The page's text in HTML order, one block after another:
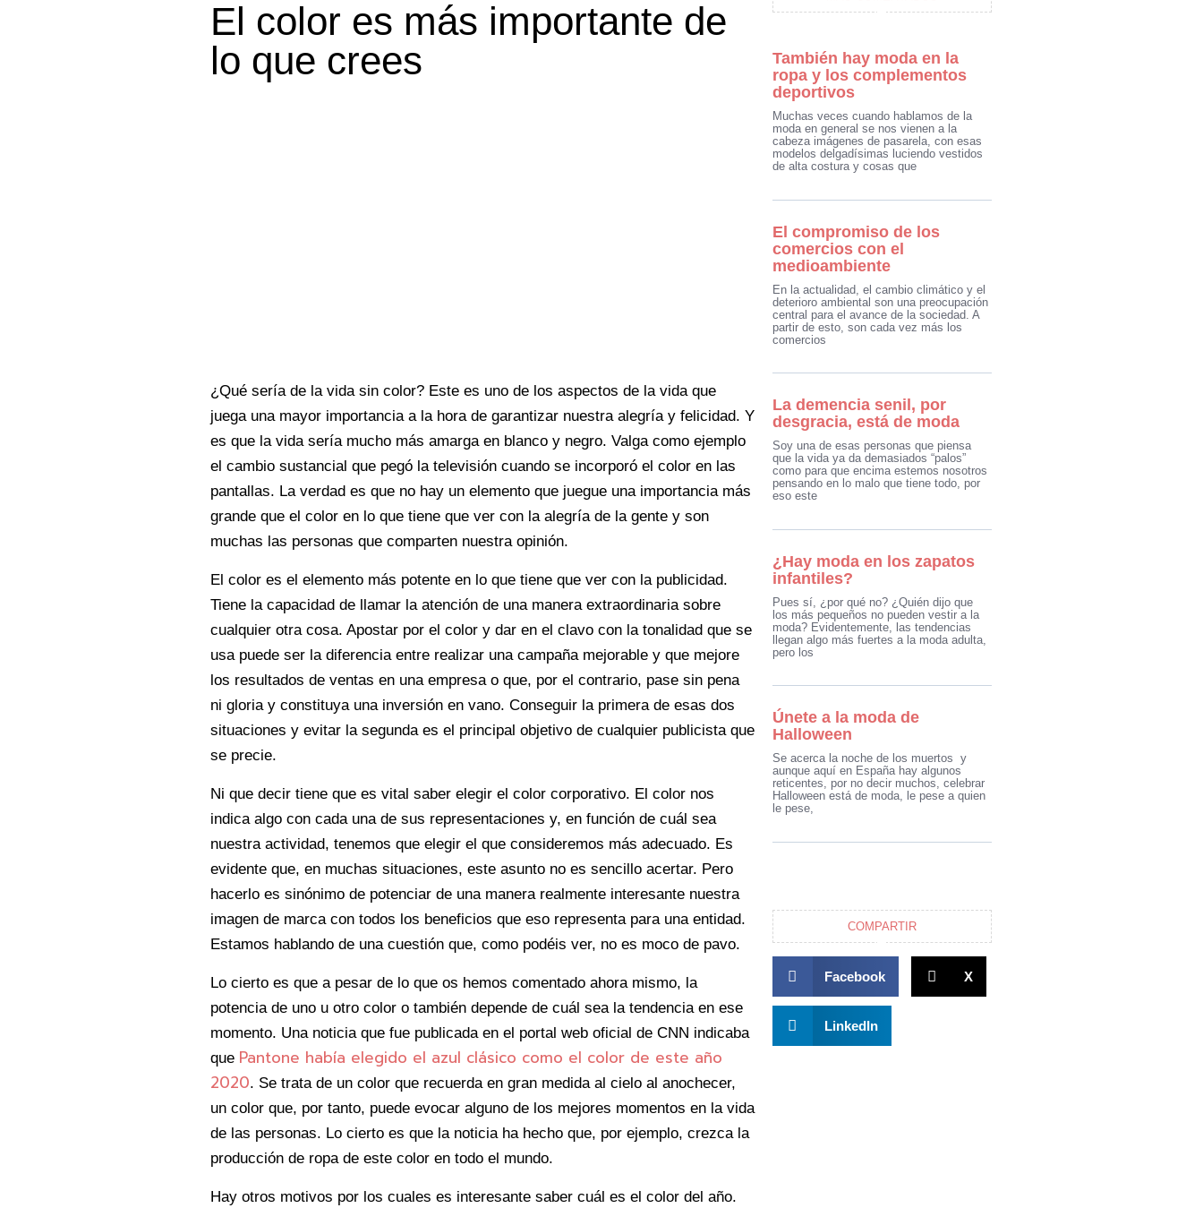
El color es más importante de
lo que crees
¿Qué sería de la vida sin color? Este es uno de los aspectos de la vida que
juega una mayor importancia a la hora de garantizar nuestra alegría y felicidad. Y
es que la vida sería mucho más amarga en blanco y negro. Valga como ejemplo
el cambio sustancial que pegó la televisión cuando se incorporó el color en las
pantallas. La verdad es que no hay un elemento que juegue una importancia más
grande que el color en lo que tiene que ver con la alegría de la gente y son
muchas las personas que comparten nuestra opinión.
El color es el elemento más potente en lo que tiene que ver con la publicidad.
Tiene la capacidad de llamar la atención de una manera extraordinaria sobre
cualquier otra cosa. Apostar por el color y dar en el clavo con la tonalidad que se
usa puede ser la diferencia entre realizar una campaña mejorable y que mejore
los resultados de ventas en una empresa o que, por el contrario, pase sin pena
ni gloria y constituya una inversión en vano. Conseguir la primera de esas dos
situaciones y evitar la segunda es el principal objetivo de cualquier publicista que
se precie.
Ni que decir tiene que es vital saber elegir el color corporativo. El color nos
indica algo con cada una de sus representaciones y, en función de cuál sea
nuestra actividad, tenemos que elegir el que consideremos más adecuado. Es
evidente que, en muchas situaciones, este asunto no es sencillo acertar. Pero
hacerlo es sinónimo de potenciar de una manera realmente interesante nuestra
imagen de marca con todos los beneficios que eso representa para una entidad.
Estamos hablando de una cuestión que, como podéis ver, no es moco de pavo.
Lo cierto es que a pesar de lo que os hemos comentado ahora mismo, la
potencia de uno u otro color o también depende de cuál sea la tendencia en ese
momento. Una noticia que fue publicada en el portal web oficial de CNN indicaba
que Pantone había elegido el azul clásico como el color de este año
2020. Se trata de un color que recuerda en gran medida al cielo al anochecer,
un color que, por tanto, puede evocar alguno de los mejores momentos en la vida
de las personas. Lo cierto es que la noticia ha hecho que, por ejemplo, crezca la
producción de ropa de este color en todo el mundo.
Hay otros motivos por los cuales es interesante saber cuál es el color del año.
También hay moda en la
ropa y los complementos
deportivos
Muchas veces cuando hablamos de la
moda en general se nos vienen a la
cabeza imágenes de pasarela, con esas
modelos delgadísimas luciendo vestidos
de alta costura y cosas que
El compromiso de los
comercios con el
medioambiente
En la actualidad, el cambio climático y el
deterioro ambiental son una preocupación
central para el avance de la sociedad. A
partir de esto, son cada vez más los
comercios
La demencia senil, por
desgracia, está de moda
Soy una de esas personas que piensa
que la vida ya da demasiados “palos”
como para que encima estemos nosotros
pensando en lo malo que tiene todo, por
eso este
¿Hay moda en los zapatos
infantiles?
Pues sí, ¿por qué no? ¿Quién dijo que
los más pequeños no pueden vestir a la
moda? Evidentemente, las tendencias
llegan algo más fuertes a la moda adulta,
pero los
Únete a la moda de
Halloween
Se acerca la noche de los muertos y
aunque aquí en España hay algunos
reticentes, por no decir muchos, celebrar
Halloween está de moda, le pese a quien
le pese,
COMPARTIR
Facebook X
LinkedIn